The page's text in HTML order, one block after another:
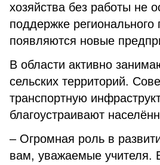
хозяйства без работы не
поддержке регионального
появляются новые
В области активно
сельских территорий.
транспортную
благоустраивают
– Огромная роль в
вам, уважаемые учителя.